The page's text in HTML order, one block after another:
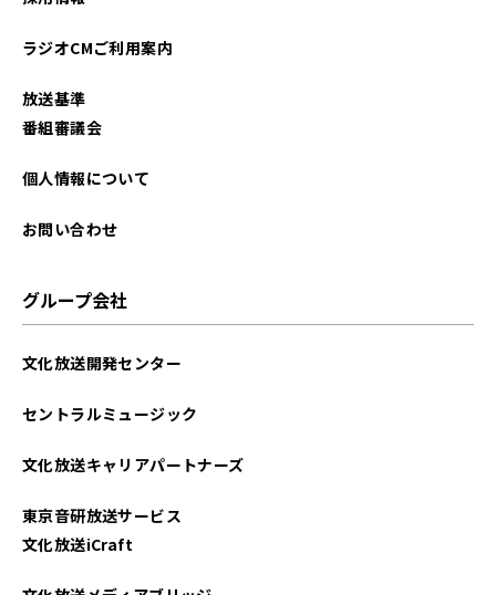
ラジオCMご利用案内
放送基準
番組審議会
個人情報について
お問い合わせ
グループ会社
文化放送開発センター
セントラルミュージック
文化放送キャリアパートナーズ
東京音研放送サービス
文化放送iCraft